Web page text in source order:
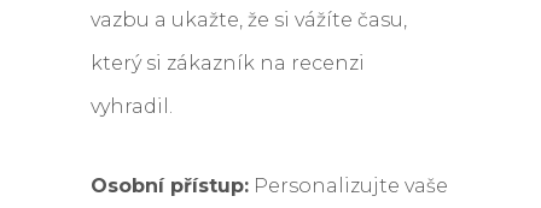
vazbu a ukažte, že si vážíte času,
který si zákazník na recenzi
vyhradil.
Osobní přístup:Personalizujte vaše